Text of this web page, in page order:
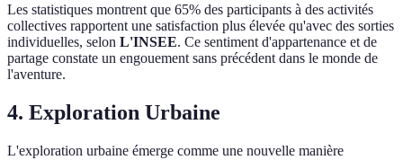
Les statistiques montrent que 65% des participants à des activités
collectives rapportent une satisfaction plus élevée qu'avec des sorties
individuelles, selon L'INSEE. Ce sentiment d'appartenance et de
partage constate un engouement sans précédent dans le monde de
l'aventure.
4. Exploration Urbaine
L'exploration urbaine émerge comme une nouvelle manière